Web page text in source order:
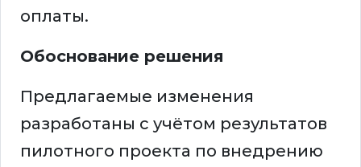
оплаты.
Обоснование решения
Предлагаемые изменения
разработаны с учётом результатов
пилотного проекта по внедрению